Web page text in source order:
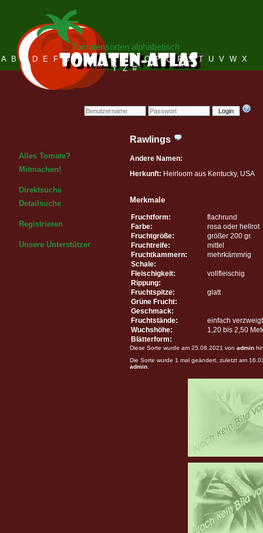
Login
Tomatensorten alphabetisch
A B C D E F G H I J K L M N O P Q R S T U V W X
Y Z #
Alles Tomate?
Mitmachen!
Direktsuche
Detailsuche
Registrieren
Unsere Unterstützer
Rawlings
Andere Namen:
Herkunft: Heirloom aus Kentucky, USA
Merkmale
Fruchtform:
flachrund
Farbe:
rosa oder hellrot
Fruchtgröße:
größer 200 gr.
Fruchtreife:
mittel
Fruchtkammern:
mehrkämmrig
Schale:
Fleischigkeit:
vollfleischig
Rippung:
Fruchtspitze:
glatt
Grüne Frucht:
Geschmack:
Fruchtstände:
einfach verzweigt
Wuchshöhe:
1,20 bis 2,50
Blätterform:
Diese Sorte wurde am 25.08.2021 von admin
Die Sorte wurde 1 mal geändert, zuletzt am
admin